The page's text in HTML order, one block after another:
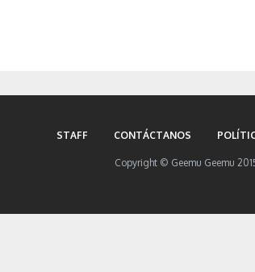
STAFF CONTÁCTANOS
Copyright © Geemu Geemu